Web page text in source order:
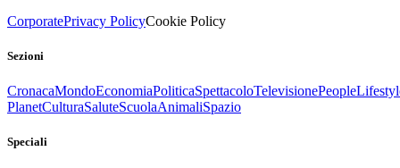
CorporatePrivacy PolicyCookie Policy
Sezioni
CronacaMondoEconomiaPoliticaSpettacoloTelevisionePeople
PlanetCulturaSaluteScuolaAnimaliSpazio
Speciali